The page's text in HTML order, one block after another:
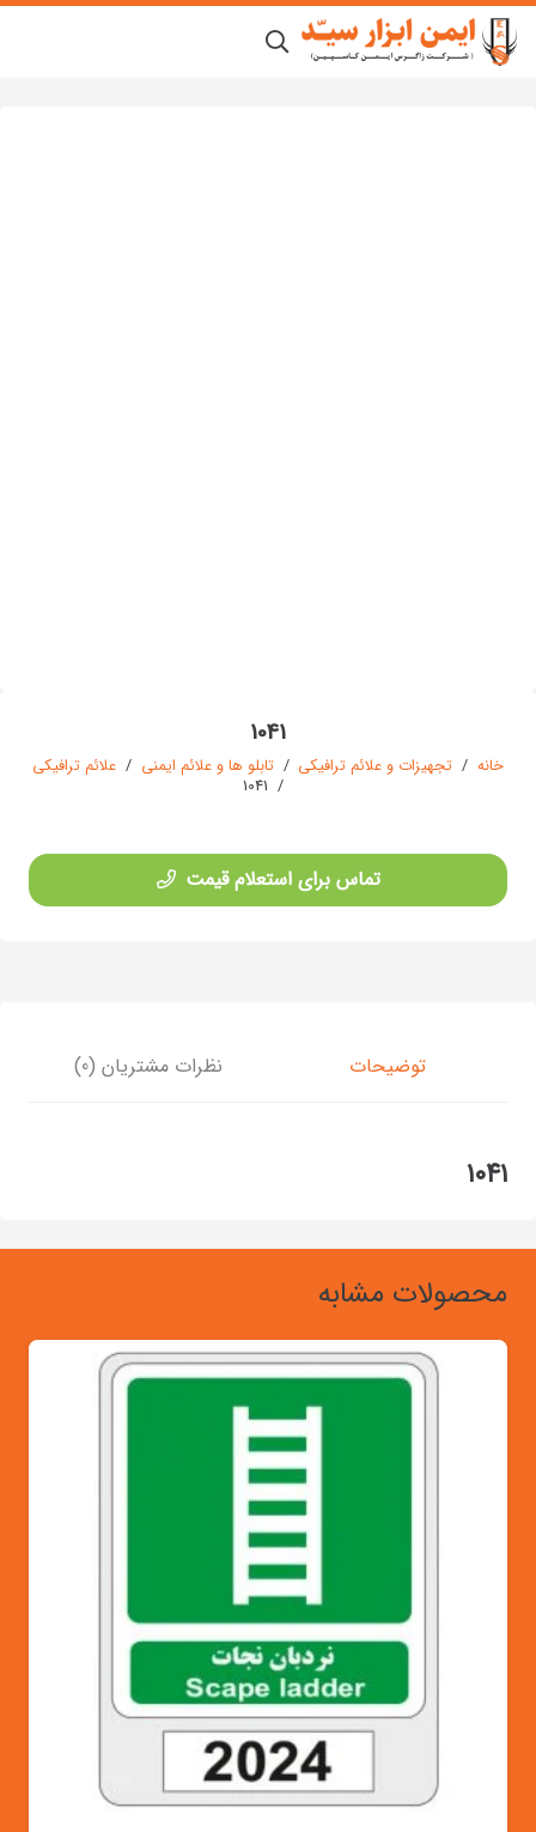
1041
خانه / تجهیزات و علائم ترافیکی / تابلو ها و علائم ایمنی / علائم ترافیکی
/
1041
تماس برای استعلام قیمت
توضیحات نظرات مشتریان (0)
۱۰۴۱
محصولات مشابه